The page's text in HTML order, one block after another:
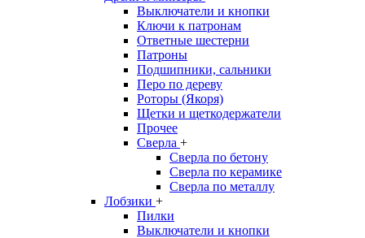
Выключатели и кнопки
Ключи к патронам
Ответные шестерни
Патроны
Подшипники, сальники
Перо по дереву
Роторы (Якоря)
Щетки и щеткодержатели
Прочее
Сверла +
Сверла по бетону
Сверла по керамике
Сверла по металлу
Лобзики +
Пилки
Выключатели и кнопки